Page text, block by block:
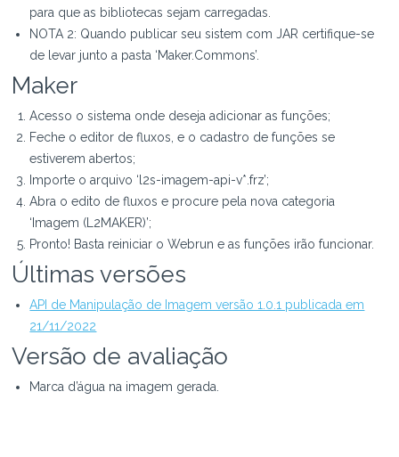
para que as bibliotecas sejam carregadas.
NOTA 2: Quando publicar seu sistem com JAR certifique-se
de levar junto a pasta ‘Maker.Commons’.
Maker
Acesso o sistema onde deseja adicionar as funções;
Feche o editor de fluxos, e o cadastro de funções se
estiverem abertos;
Importe o arquivo ‘l2s-imagem-api-v*.frz’;
Abra o edito de fluxos e procure pela nova categoria
‘Imagem (L2MAKER)’;
Pronto! Basta reiniciar o Webrun e as funções irão funcionar.
Últimas versões
API de Manipulação de Imagem versão 1.0.1 publicada em
21/11/2022
Versão de avaliação
Marca d’água na imagem gerada.